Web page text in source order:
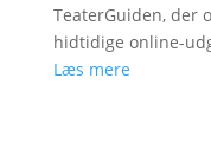
TeaterGuiden, der
hidtidige online-
Læs mere